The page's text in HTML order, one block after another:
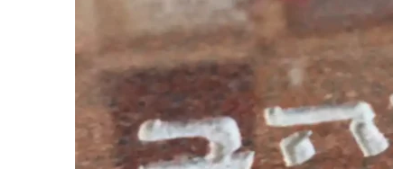
על מצבות?
חופשי שאפשר לכתוב על המנוח. משפטים
בלבנו תמיד" | "אהב את החיים" | "אוהבים
ועל האהבה שנתת לנו. תודה." ועוד משפטי